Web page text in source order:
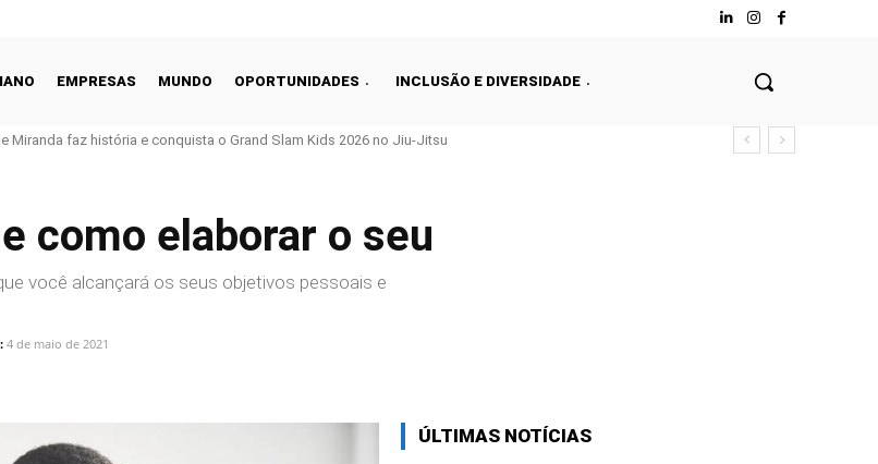
EMPRESAS MUNDO OPORTUNIDADES INCLUSÃO E DIVERSIDADE
Miranda faz história e conquista o Grand Slam Kids 2026 no Jiu-Jitsu
como elaborar o seu
você alcançará os seus objetivos pessoais e
4 de maio de 2021
ÚLTIMAS NOTÍCIAS